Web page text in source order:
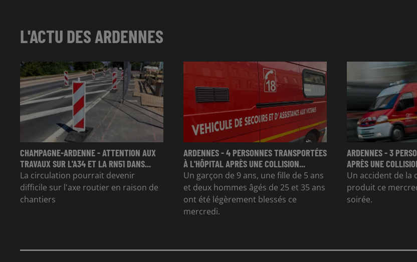
L'ACTU DES ARDENNES
CHAMPAGNE-ARDENNE - ATTENTION AUX
TRAVAUX SUR L'A34 ET LA RN51 DANS...
La circulation pourrait devenir
difficile sur l'axe routier en raison de
chantiers
ARDENNES - 4 PERSONNES TRANSPORTÉES
À L'HÔPITAL APRÈS UNE COLLISION...
Un garçon de 9 ans, une fille de 5 ans
et deux hommes âgés de 25 et 35 ans
ont été légèrement blessés ce
mercredi.
ARDENNES - 3
APRÈS UNE
Un accident de la
produit ce
soirée.